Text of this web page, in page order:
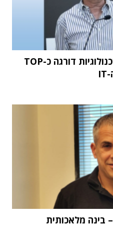
מחקר STKI השנתי: וואן טכנולוגיות דורגה כ-TOP
"העתיד הוא Physical AI – בינה מלאכותית